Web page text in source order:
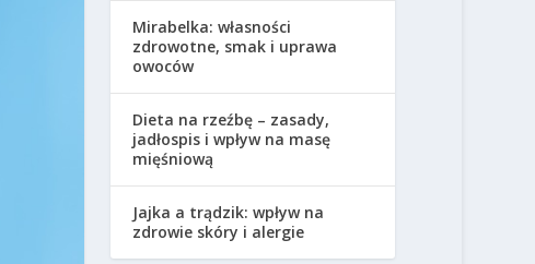
Mirabelka: własności
zdrowotne, smak i uprawa
owoców
Dieta na rzeźbę – zasady,
jadłospis i wpływ na masę
mięśniową
Jajka a trądzik: wpływ na
zdrowie skóry i alergie